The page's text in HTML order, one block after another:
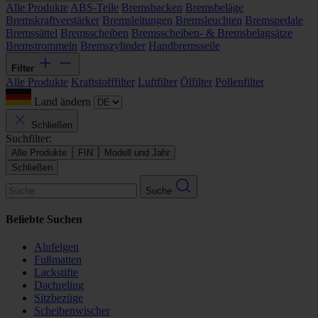
Alle Produkte ABS-Teile Bremsbacken Bremsbeläge
Bremskraftverstärker Bremsleitungen Bremsleuchten Bremspedale
Bremssättel Bremsscheiben Bremsscheiben- & Bremsbelagsätze
Bremstrommeln Bremszylinder Handbremsseile
Filter
Alle Produkte Kraftstofffilter Luftfilter Ölfilter Pollenfilter
Land ändern
Schließen
Suchfilter:
Alle Produkte FIN
Modell und Jahr
Schließen
Suche
Beliebte Suchen
Alufelgen
Fußmatten
Lackstifte
Dachreling
Sitzbezüge
Scheibenwischer